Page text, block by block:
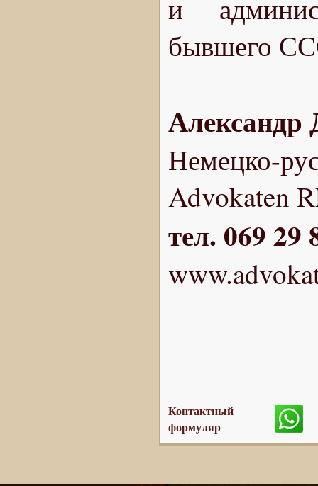
и
бывшего
Александр
Немецко-
Advokaten
тел. 069 29
Контактный
формуляр